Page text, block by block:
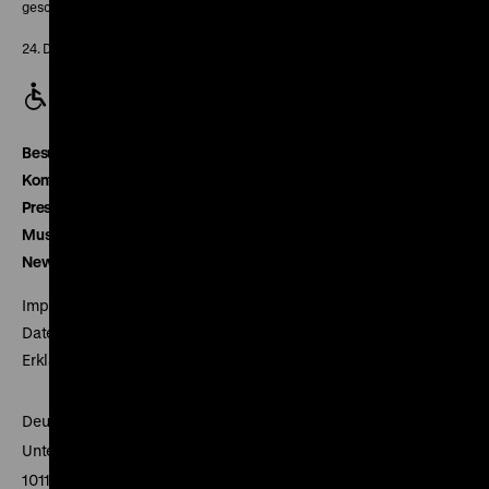
geschlossen
24. Dezember geschlossen
Besucherservice
Kontakt
Presse
Museumsverein
Newsletter
Impressum
Datenschutz
Erklärung digitale Barrierefreiheit
Deutsches Historisches Museum
Unter den Linden 2
10117 Berlin